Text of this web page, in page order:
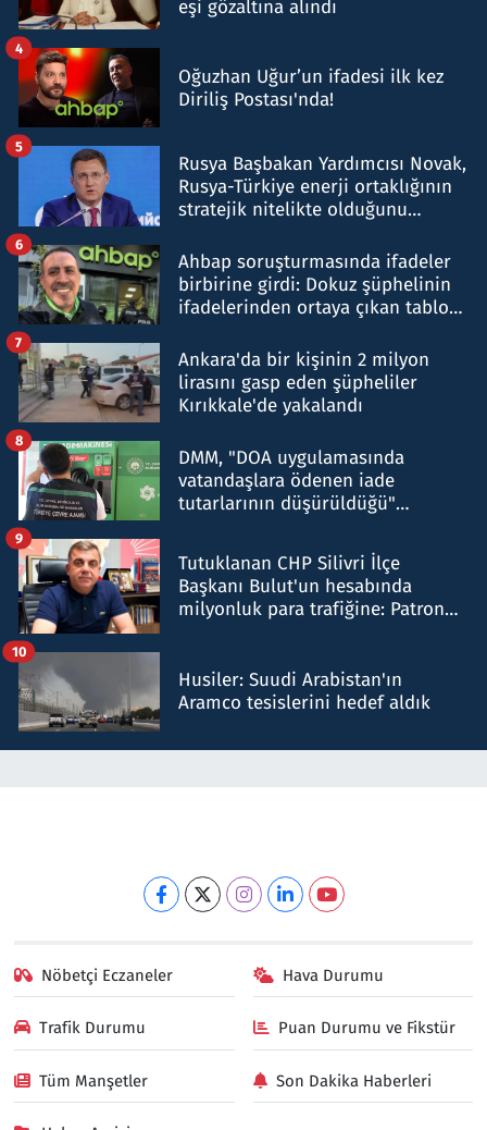
eşi gözaltına alındı
Oğuzhan Uğur’un ifadesi ilk kez
Diriliş Postası'nda!
4
Rusya Başbakan Yardımcısı Novak,
Rusya-Türkiye enerji ortaklığının
stratejik nitelikte olduğunu
5
Ahbap soruşturmasında ifadeler
birbirine girdi: Dokuz şüphelinin
ifadelerinden ortaya çıkan tablo
6
Ankara'da bir kişinin 2 milyon
lirasını gasp eden şüpheliler
Kırıkkale'de yakalandı
7
DMM, "DOA uygulamasında
vatandaşlara ödenen iade
tutarlarının düşürüldüğü"
8
Tutuklanan CHP Silivri İlçe
Başkanı Bulut'un hesabında
milyonluk para trafiğine: Patron
9
Husiler: Suudi Arabistan'ın
Aramco tesislerini hedef aldık
10
Nöbetçi Eczaneler Hava Durumu
Trafik Durumu Puan Durumu ve Fikstür
Tüm Manşetler Son Dakika Haberleri